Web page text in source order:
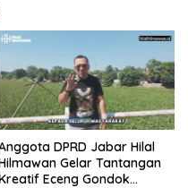
DPRD Jabar Hilal
Gelar Tantangan
Eceng Gondok